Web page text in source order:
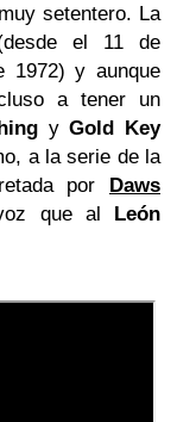
setentero. La
el 11 de
1972) y aunque
a tener un
yGold Key
a la serie de la
por Daws
que al León